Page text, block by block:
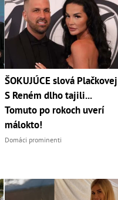
ŠOKUJÚCE slová
S Reném dlho tajili...
Tomuto po rokoch uverí
málokto!
Domáci prominenti